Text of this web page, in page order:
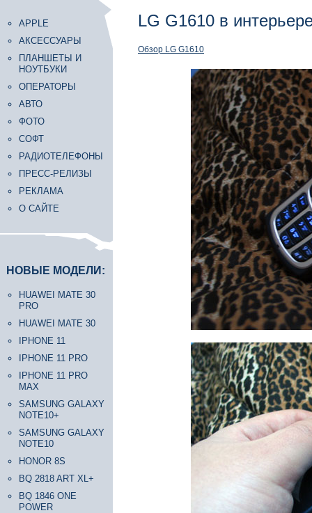
APPLE
АКСЕССУАРЫ
ПЛАНШЕТЫ И
НОУТБУКИ
ОПЕРАТОРЫ
АВТО
ФОТО
СОФТ
РАДИОТЕЛЕФОНЫ
ПРЕСС-РЕЛИЗЫ
РЕКЛАМА
О САЙТЕ
НОВЫЕ МОДЕЛИ:
HUAWEI MATE 30
PRO
HUAWEI MATE 30
IPHONE 11
IPHONE 11 PRO
IPHONE 11 PRO
MAX
SAMSUNG GALAXY
NOTE10+
SAMSUNG GALAXY
NOTE10
HONOR 8S
BQ 2818 ART XL+
BQ 1846 ONE
POWER
LG G1610 в
Обзор LG G1610